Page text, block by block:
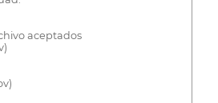
aceptados